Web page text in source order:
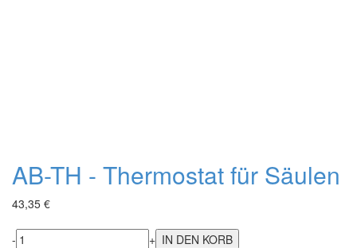
AB-TH - Thermostat für Säulen
43,35 €
-
+